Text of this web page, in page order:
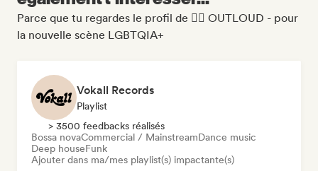
Parce que tu regardes le profil de 🏳️‍🌈 OUTLOUD - pour
la nouvelle scène LGBTQIA+
Vokall Records
Playlist
> 3500 feedbacks réalisés
Bossa novaCommercial / MainstreamDance music
Deep houseFunk
Ajouter dans ma/mes playlist(s) impactante(s)